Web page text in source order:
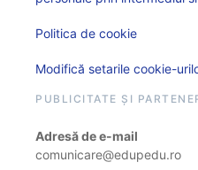
Politica de cookie
Modifică setarile cookie-
PUBLICITATE ȘI
Adresă de e-mail
comunicare@edupedu.ro